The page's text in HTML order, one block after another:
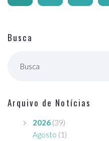
Busca
Busca
Arquivo de Notícias
2026 (39)
Agosto (1)